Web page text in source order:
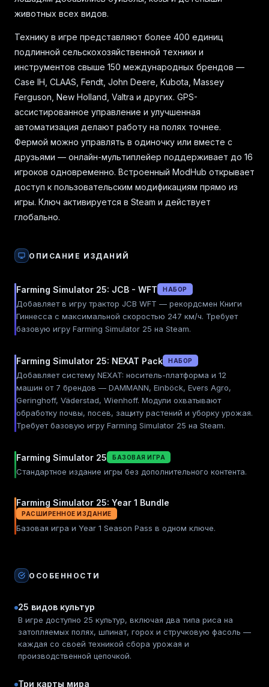
животных всех видов.
Технику в игре представляют более 400 единиц
подлинной сельскохозяйственной техники и
инструментов свыше 150 международных брендов —
Case IH, CLAAS, Fendt, John Deere, Kubota, Massey
Ferguson, New Holland, Valtra и других. GPS-
ассистированное управление и улучшенная
автоматизация делают работу на полях точнее.
Фермой можно управлять в одиночку или вместе с
друзьями — онлайн-мультиплейер поддерживает до 16
игроков одновременно. Встроенный ModHub открывает
доступ к пользовательским модификациям прямо из
игры. Ключ активируется в Steam и действует
глобально.
ОПИСАНИЕ ИЗДАНИЙ
Farming Simulator 25: JCB - WFT НАБОР
Добавляет в игру трактор JCB WFT — рекордсмен Книги
Гиннесса с максимальной скоростью 247 км/ч. Требует
базовую игру Farming Simulator 25 на Steam.
Farming Simulator 25: NEXAT Pack НАБОР
Добавляет систему NEXAT: носитель-платформа и 12
машин от 7 брендов — DAMMANN, Einböck, Evers Agro,
Geringhoff, Väderstad, Wienhoff. Модули охватывают
обработку почвы, посев, защиту растений и уборку урожая.
Требует базовую игру Farming Simulator 25 на Steam.
Farming Simulator 25 БАЗОВАЯ ИГРА
Стандартное издание игры без дополнительного контента.
Farming Simulator 25: Year 1 Bundle
РАСШИРЕННОЕ ИЗДАНИЕ
Базовая игра и Year 1 Season Pass в одном ключе.
ОСОБЕННОСТИ
25 видов культур
В игре доступно 25 культур, включая два типа риса на
затопляемых полях, шпинат, горох и стручковую фасоль —
каждая со своей техникой сбора урожая и
производственной цепочкой.
Три карты мира